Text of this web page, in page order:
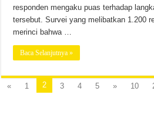
responden mengaku puas terhadap
tersebut. Survei yang melibatkan 1.200
merinci bahwa …
Baca Selanjutnya »
« 1 2 3 4 5 » 10